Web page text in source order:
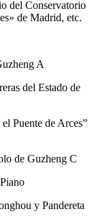
del Conservatorio
de Madrid, etc.
A
del Estado de
Puente de Arces”
de Guzheng C
y Pandereta